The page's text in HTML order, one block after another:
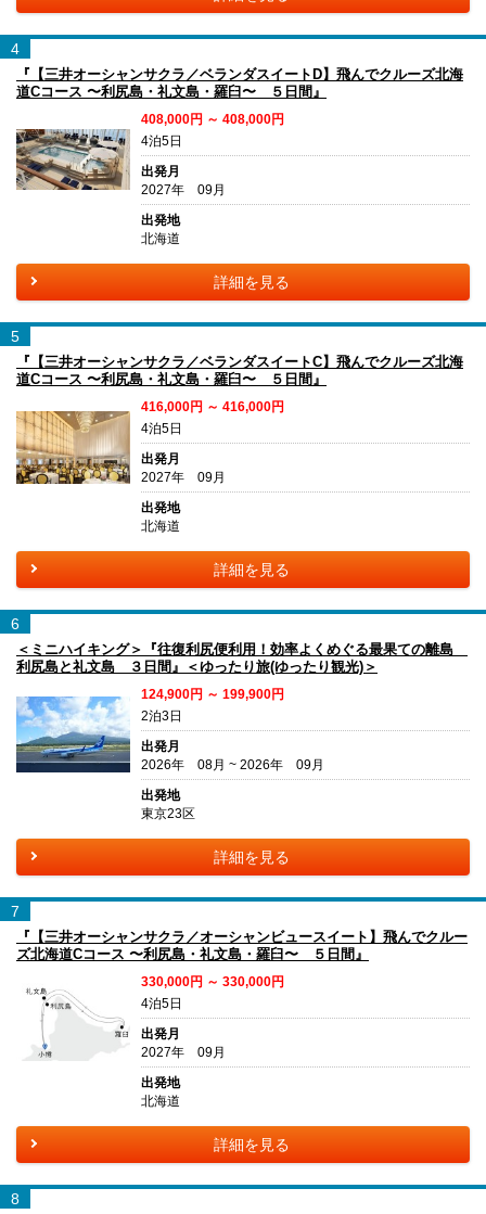
4
『【三井オーシャンサクラ／ベランダスイートD】飛んでクルーズ北海
道Cコース 〜利尻島・礼文島・羅臼〜 ５日間』
408,000円 ～ 408,000円
4泊5日
出発月
2027年 09月
出発地
北海道
詳細を見る
5
『【三井オーシャンサクラ／ベランダスイートC】飛んでクルーズ北海
道Cコース 〜利尻島・礼文島・羅臼〜 ５日間』
416,000円 ～ 416,000円
4泊5日
出発月
2027年 09月
出発地
北海道
詳細を見る
6
＜ミニハイキング＞『往復利尻便利用！効率よくめぐる最果ての離島
利尻島と礼文島 ３日間』＜ゆったり旅(ゆったり観光)＞
124,900円 ～ 199,900円
2泊3日
出発月
2026年 08月 ~ 2026年 09月
出発地
東京23区
詳細を見る
7
『【三井オーシャンサクラ／オーシャンビュースイート】飛んでクルー
ズ北海道Cコース 〜利尻島・礼文島・羅臼〜 ５日間』
330,000円 ～ 330,000円
4泊5日
出発月
2027年 09月
出発地
北海道
詳細を見る
8